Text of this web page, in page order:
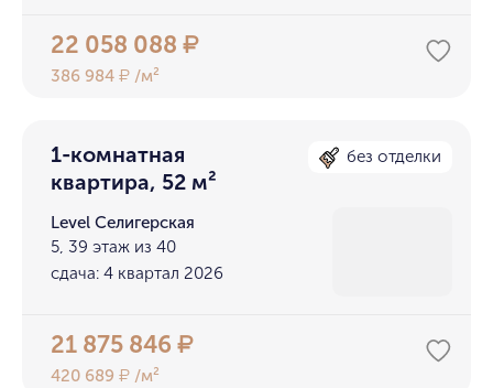
22 058 088₽
386 984₽ /м²
1-комнатная
квартира, 52 м²
без отделки
Level Селигерская
5, 39 этаж из 40
сдача: 4 квартал 2026
21 875 846₽
420 689₽ /м²